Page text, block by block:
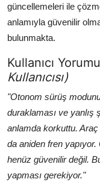
güncellemeleri ile
anlamıyla güvenilir
bulunmakta.
Kullanıcı
Kullanıcısı)
"Otonom sürüş
duraklaması ve yanlış
anlamda korkuttu. Araç
da aniden fren
henüz güvenilir değil.
yapması gerekiyor."